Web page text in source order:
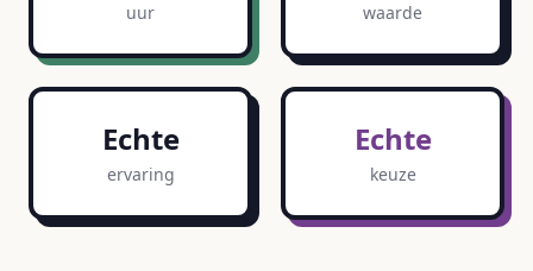
uur waarde
Echte
ervaring
Echte
keuze